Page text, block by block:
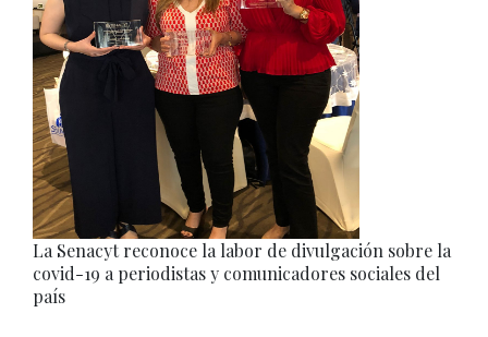
La Senacyt reconoce la labor de divulgación sobre la
covid-19 a periodistas y comunicadores sociales del
país